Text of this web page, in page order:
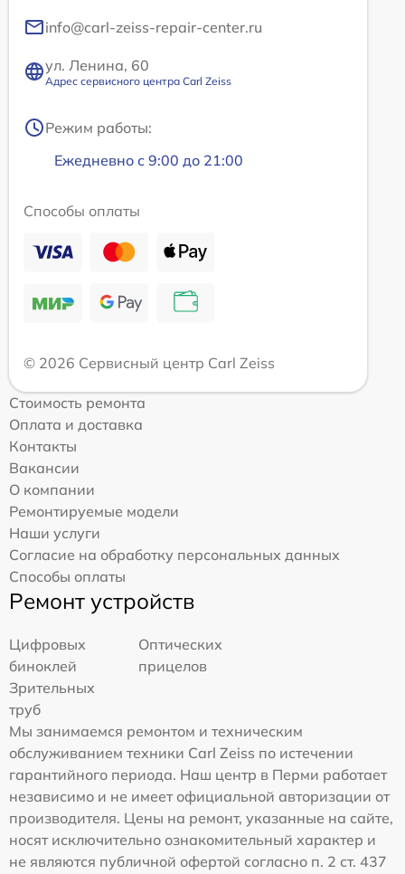
info@carl-zeiss-repair-center.ru
ул. Ленина, 60
Адрес сервисного центра Carl Zeiss
Режим работы:
Ежедневно с 9:00 до 21:00
Способы оплаты
© 2026 Сервисный центр Carl Zeiss
Стоимость ремонта
Оплата и доставка
Контакты
Вакансии
О компании
Ремонтируемые модели
Наши услуги
Согласие на обработку персональных данных
Способы оплаты
Ремонт устройств
Цифровых
биноклей
Оптических
прицелов
Зрительных
труб
Мы занимаемся ремонтом и техническим
обслуживанием техники Carl Zeiss по истечении
гарантийного периода. Наш центр в Перми работает
независимо и не имеет официальной авторизации от
производителя. Цены на ремонт, указанные на сайте,
носят исключительно ознакомительный характер и
не являются публичной офертой согласно п. 2 ст. 437